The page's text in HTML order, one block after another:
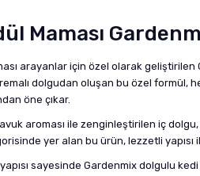
Maması
arayanlar için özel olarak geliştirilen
dolgudan oluşan bu özel formül,
öne çıkar.
aroması ile zenginleştirilen iç
yer alan bu ürün, lezzetli
yapısı sayesinde Gardenmix dolgulu